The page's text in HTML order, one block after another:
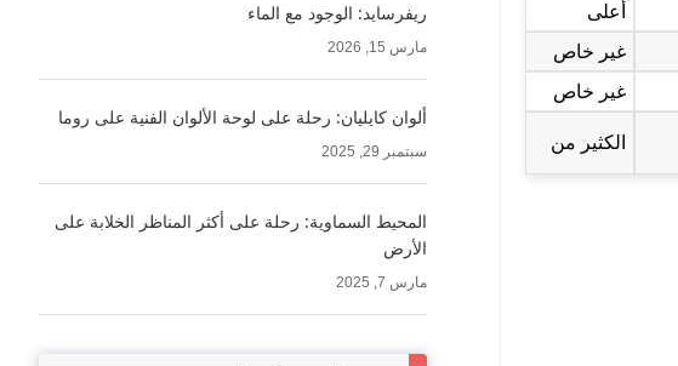
أعلى
غير خاص
غير خاص
الكثير من
ريفرسايد: الوجود مع الماء
مارس 15, 2026
ألوان كايليان: رحلة على لوحة الألوان الفنية على روما
سبتمبر 29, 2025
المحيط السماوية: رحلة على أكثر المناظر الخلابة على
الأرض
مارس 7, 2025